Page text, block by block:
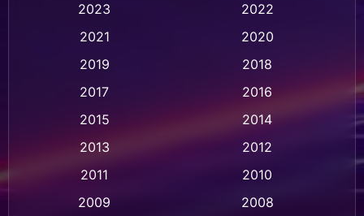
Animation แอนิเมชั่น (1)
Animation แอนิเมชัน (1)
2023
2022
2021
2020
2019
2018
2017
2016
2015
2014
2013
2012
2011
2010
2009
2008